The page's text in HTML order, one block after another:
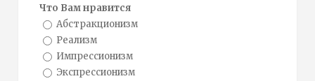
Что Вам нравится
Абстракционизм
Реализм
Импрессионизм
Экспрессионизм